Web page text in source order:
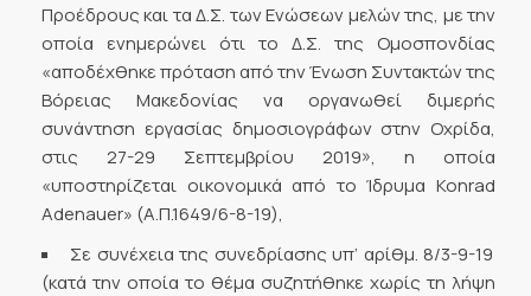
Προέδρους και τα Δ.Σ. των Ενώσεων μελών της, με την
οποία ενημερώνει ότι το Δ.Σ. της Ομοσπονδίας
«αποδέχθηκε πρόταση από την Ένωση Συντακτών της
Βόρειας Μακεδονίας να οργανωθεί διμερής
συνάντηση εργασίας δημοσιογράφων στην Οχρίδα,
στις 27-29 Σεπτεμβρίου 2019», η οποία
«υποστηρίζεται οικονομικά από το Ίδρυμα Konrad
Adenauer» (Α.Π.1649/6-8-19),
Σε συνέχεια της συνεδρίασης υπ’ αρίθμ. 8/3-9-19
(κατά την οποία το θέμα συζητήθηκε χωρίς τη λήψη